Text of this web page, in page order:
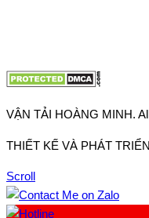
VẬN TẢI HOÀNG MINH.
THIẾT KẾ VÀ PHÁT
Scroll